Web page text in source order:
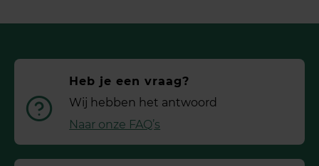
Heb je een vraag?
Wij hebben het antwoord
Naar onze FAQ’s